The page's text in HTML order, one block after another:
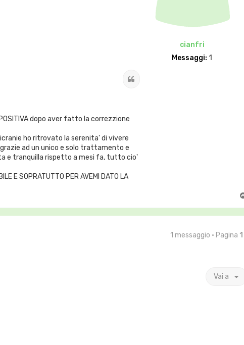
cianfri
Messaggi: 1
dopo aver fatto la correzzione
ho ritrovato la serenita' di vivere
ad un unico e solo trattamento e
e tranquilla rispetto a mesi fa, tutto cio'
E SOPRATUTTO PER AVEMI DATO LA
1 messaggio • Pagina 1
Vai a